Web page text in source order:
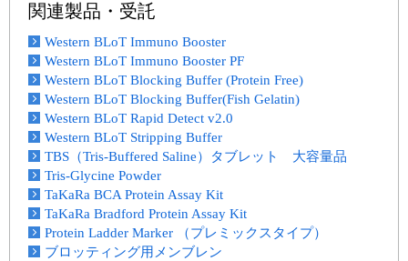
関連製品・受託
Western BLoT Immuno Booster
Western BLoT Immuno Booster PF
Western BLoT Blocking Buffer (Protein Free)
Western BLoT Blocking Buffer(Fish Gelatin)
Western BLoT Rapid Detect v2.0
Western BLoT Stripping Buffer
TBS（Tris-Buffered Saline）タブレット 大容量品
Tris-Glycine Powder
TaKaRa BCA Protein Assay Kit
TaKaRa Bradford Protein Assay Kit
Protein Ladder Marker （プレミックスタイプ）
ブロッティング用メンブレン